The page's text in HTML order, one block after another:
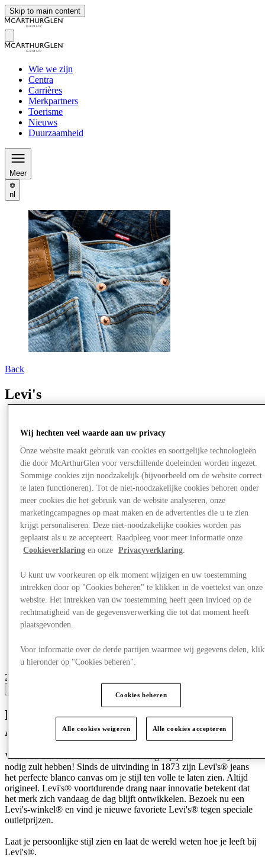
Skip to main content
Wie we zijn
Centra
Carrières
Merkpartners
Toerisme
Nieuws
Duurzaamheid
Meer
nl
Back
Levi's
20 centres with stores
Het merk Levi's® staat voor klassieke
Amerikaanse stijl en moeiteloze coolness.
Vanaf nu een klassieker. Ontmoet de enige spijkerbroek die je ooit
nodig zult hebben! Sinds de uitvinding in 1873 zijn Levi's® jeans
het perfecte blanco canvas om je stijl ten volle te laten zien. Altijd
origineel. Levi's® voortdurende drang naar innovatie betekent dat
het merk zich vandaag de dag blijft ontwikkelen. Bezoek nu een
Levi's-winkel® en vind je nieuwe favoriete Levi's® tegen speciale
outletprijzen.
Laat je persoonlijke stijl zien en laat de wereld weten hoe je leeft bij
Levi's®.
Wij hechten veel waarde aan uw privacy
Onze website maakt gebruik van cookies en soortgelijke technologieën
die door McArthurGlen voor verschillende doeleinden worden ingezet.
Sommige cookies zijn noodzakelijk (bijvoorbeeld om de website correct
te laten functioneren). Tot de niet-noodzakelijke cookies behoren onder
meer cookies die het gebruik van de website analyseren, onze
marketingcampagnes op maat maken en de advertenties die u te zien
krijgt personaliseren. Deze niet-noodzakelijke cookies worden pas
geplaatst als u ze accepteert. Raadpleeg voor meer informatie onze
Cookieverklaring en onze Privacyverklaring
U kunt uw voorkeuren op elk moment wijzigen en uw toestemming
intrekken door op "Cookies beheren" te klikken in de voettekst van onze
website. Het intrekken van uw toestemming heeft geen invloed op de
rechtmatigheid van de gegevensverwerking die tot dat moment heeft
plaatsgevonden.
Voor informatie over de derde partijen waarmee wij gegevens delen,
u hieronder op "Cookies beheren".
Cookies beheren
Alle cookies weigeren Alle cookies accepteren